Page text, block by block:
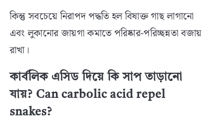
কিন্তু সবচেয়ে নিরাপদ পদ্ধতি হল বিষাক্ত গাছ লাগানো
এবং লুকানোর জায়গা কমাতে পরিষ্কার-পরিচ্ছন্নতা বজায়
রাখা।
কার্বলিক এসিড দিয়ে কি সাপ তাড়ানো
যায়? Can carbolic acid repel
snakes?